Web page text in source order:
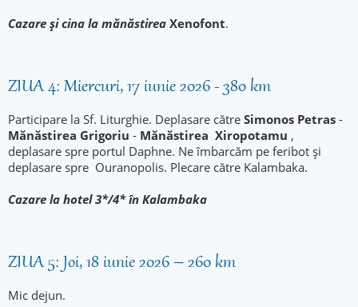
Cazare și cina la mănăstirea Xenofont.
ZIUA 4: Miercuri, 17 iunie 2026 - 380 km
Participare la Sf. Liturghie. Deplasare către Simonos Petras -
Mănăstirea Grigoriu - Mănăstirea Xiropotamu ,
deplasare spre portul Daphne. Ne îmbarcăm pe feribot și
deplasare spre Ouranopolis. Plecare către Kalambaka.
Cazare la hotel 3*/4* în Kalambaka
ZIUA 5: Joi, 18 iunie 2026 – 260 km
Mic dejun.